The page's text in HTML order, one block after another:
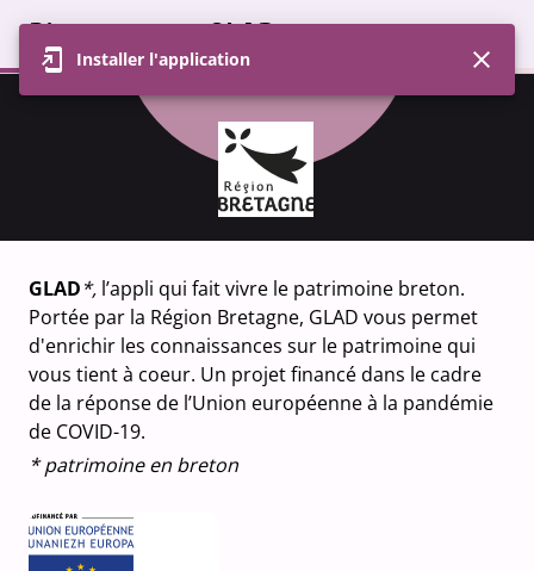
Contributions(1087)
Opération Ressource Thématique
Afficher la liste
Installer l'application
GLAD*, l’appli qui fait vivre le patrimoine breton.
Portée par la Région Bretagne, GLAD vous permet
d'enrichir les connaissances sur le patrimoine qui
vous tient à coeur. Un projet financé dans le cadre
de la réponse de l’Union européenne à la pandémie
de COVID-19.
* patrimoine en breton